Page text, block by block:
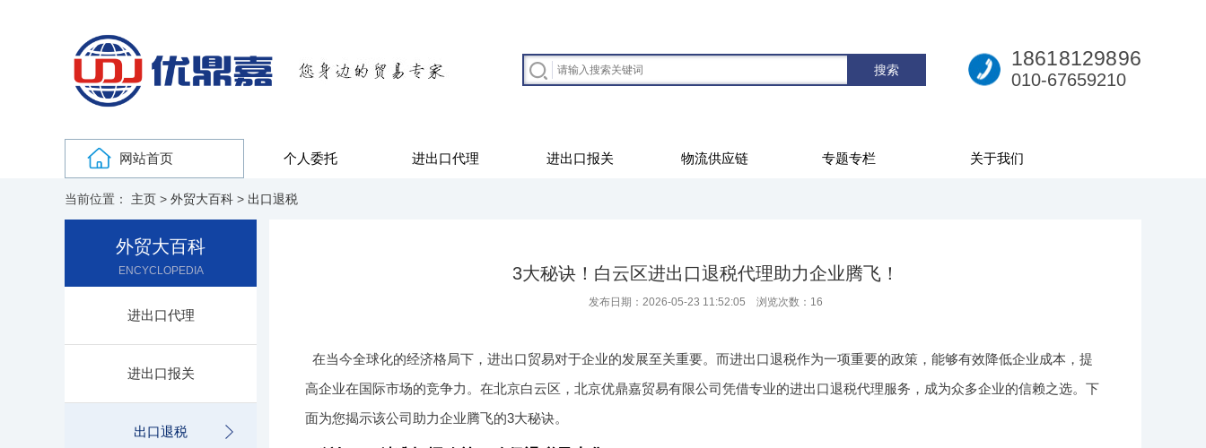
18618129896
010-67659210
网站首页 个人委托 进出口代理 进出口报关 物流供应链 专题专栏 关于我们
当前位置： 主页 > 外贸大百科 > 出口退税
外贸大百科
ENCYCLOPEDIA
进出口代理
进出口报关
出口退税
3大秘诀！白云区进出口退税代理助力企业腾飞！
发布日期：2026-05-23 11:52:05 浏览次数： 16
在当今全球化的经济格局下，进出口贸易对于企业的发展至关重要。而进出口退税作为一项重要的政策，能够有效降低企业成本，提
高企业在国际市场的竞争力。在北京白云区，北京优鼎嘉贸易有限公司凭借专业的进出口退税代理服务，成为众多企业的信赖之选。下
面为您揭示该公司助力企业腾飞的3大秘诀。